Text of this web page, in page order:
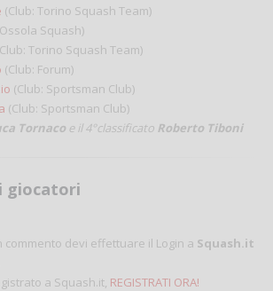
(Club: Torino Squash Team)
Squash)
Torino Squash Team)
(Club: Forum)
(Club: Sportsman Club)
(Club: Sportsman Club)
Tornacoe il 4°classificato Roberto Tiboni
giocatori
commento devi effettuare il Login a Squash.it
a Squash.it, REGISTRATI ORA!